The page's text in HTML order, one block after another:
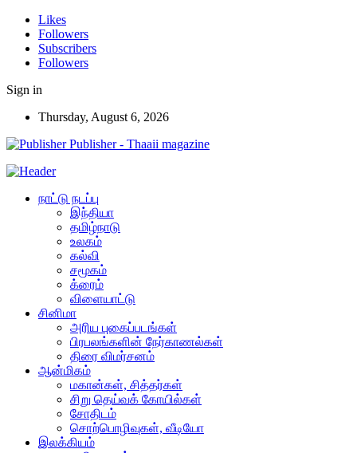
Likes
Followers
Subscribers
Followers
Sign in
Thursday, August 6, 2026
Publisher - Thaaii magazine
நாட்டு நடப்பு
இந்தியா
தமிழ்நாடு
உலகம்
கல்வி
சமூகம்
க்ரைம்
விளையாட்டு
சினிமா
அரிய புகைப்படங்கள்
பிரபலங்களின் நேர்காணல்கள்
திரை விமர்சனம்
ஆன்மிகம்
மகான்கள், சித்தர்கள்
சிறு தெய்வக் கோயில்கள்
சோதிடம்
சொற்பொழிவுகள், வீடியோ
இலக்கியம்